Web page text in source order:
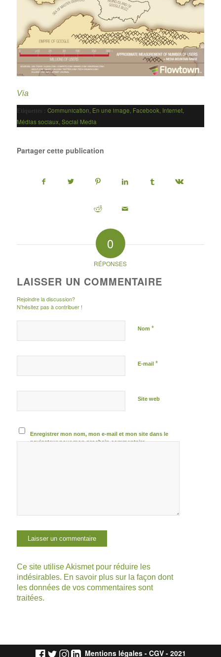
Via
Etiquettes : Communication, En une image, Facebook, Internet,
Médias sociaux, Social Media
Partager cette publication
0
RÉPONSES
LAISSER UN COMMENTAIRE
Rejoindre la discussion?
N’hésitez pas à contribuer !
Nom *
E-mail *
Site web
Enregistrer mon nom, mon e-mail et mon site dans le
navigateur pour mon prochain commentaire.
Ce site utilise Akismet pour réduire les
indésirables. En savoir plus sur la façon dont
les données de vos commentaires sont
traitées.
Mentions légales- CGV- 2021